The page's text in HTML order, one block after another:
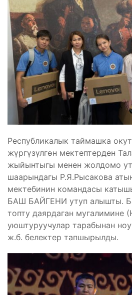
Республикалык таймашка
жүргүзүлгөн мектептерден
жыйынтыгы менен жолдомо
шаарындагы Р.Я.Рысакова
мектебинин командасы
БАШ БАЙГЕНИ утуп алышты.
топту даярдаган мугалимине
уюштуруучулар тарабынан
ж.б. белектер тапшырылды.